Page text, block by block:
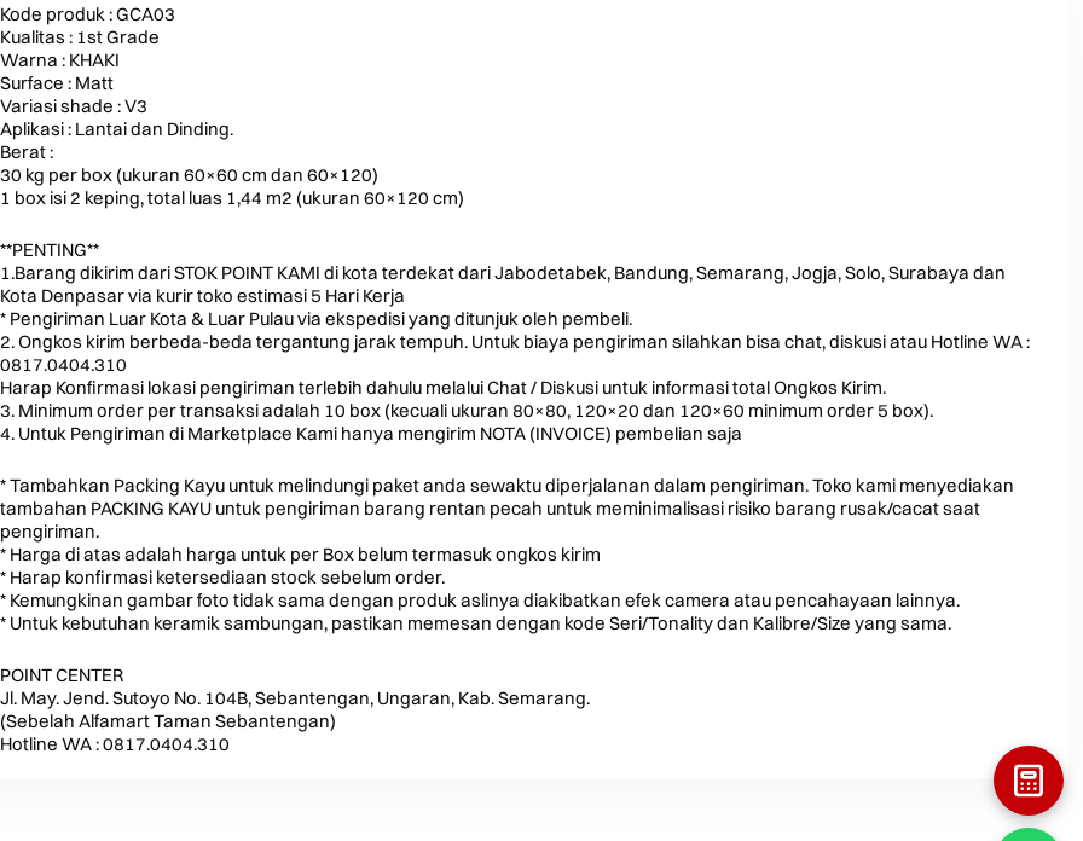
Kode produk : GCA03
Kualitas : 1st Grade
Warna : KHAKI
Surface : Matt
Variasi shade : V3
Aplikasi : Lantai dan Dinding.
Berat :
30 kg per box (ukuran 60×60 cm dan 60×120)
1 box isi 2 keping, total luas 1,44 m2 (ukuran 60×120 cm)
**PENTING**
1.Barang dikirim dari STOK POINT KAMI di kota terdekat dari Jabodetabek, Bandung, Semarang, Jogja, Solo, Surabaya dan
Kota Denpasar via kurir toko estimasi 5 Hari Kerja
* Pengiriman Luar Kota & Luar Pulau via ekspedisi yang ditunjuk oleh pembeli.
2. Ongkos kirim berbeda-beda tergantung jarak tempuh. Untuk biaya pengiriman silahkan bisa chat, diskusi atau Hotline WA :
0817.0404.310
Harap Konfirmasi lokasi pengiriman terlebih dahulu melalui Chat / Diskusi untuk informasi total Ongkos Kirim.
3. Minimum order per transaksi adalah 10 box (kecuali ukuran 80×80, 120×20 dan 120×60 minimum order 5 box).
4. Untuk Pengiriman di Marketplace Kami hanya mengirim NOTA (INVOICE) pembelian saja
* Tambahkan Packing Kayu untuk melindungi paket anda sewaktu diperjalanan dalam pengiriman. Toko kami menyediakan
tambahan PACKING KAYU untuk pengiriman barang rentan pecah untuk meminimalisasi risiko barang rusak/cacat saat
pengiriman.
* Harga di atas adalah harga untuk per Box belum termasuk ongkos kirim
* Harap konfirmasi ketersediaan stock sebelum order.
* Kemungkinan gambar foto tidak sama dengan produk aslinya diakibatkan efek camera atau pencahayaan lainnya.
* Untuk kebutuhan keramik sambungan, pastikan memesan dengan kode Seri/Tonality dan Kalibre/Size yang sama.
POINT CENTER
Jl. May. Jend. Sutoyo No. 104B, Sebantengan, Ungaran, Kab. Semarang.
(Sebelah Alfamart Taman Sebantengan)
Hotline WA : 0817.0404.310